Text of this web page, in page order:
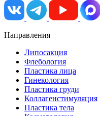
Направления
Липосакция
Флебология
Пластика лица
Гинекология
Пластика груди
Коллагенстимуляция
Пластика тела